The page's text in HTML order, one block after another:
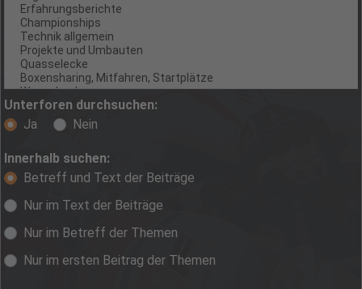
Unterforen durchsuchen:
Ja
Nein
Innerhalb suchen:
Betreff und Text der Beiträge
Nur im Text der Beiträge
Nur im Betreff der Themen
Nur im ersten Beitrag der Themen